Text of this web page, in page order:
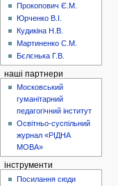
Прокопович Є.М.
Юрченко В.І.
Кудикіна Н.В.
Мартиненко С.М.
Бєлєнька Г.В.
наші партнери
Московський
гуманітарний
педагогічний інститут
Освітньо-суспільний
журнал «РІДНА
МОВА»
інструменти
Посилання сюди